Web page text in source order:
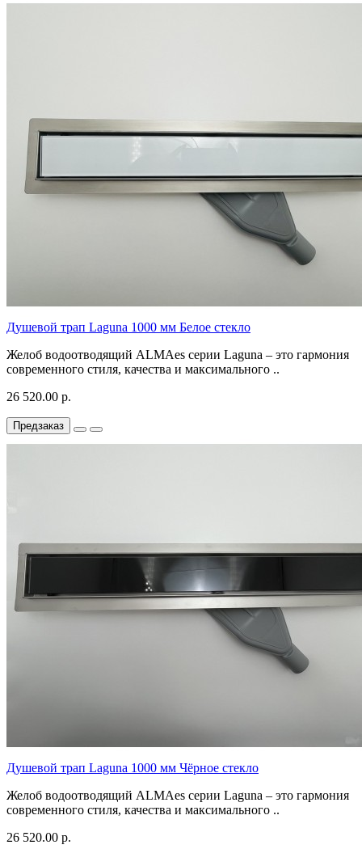
Душевой трап Laguna 1000 мм Белое стекло
Желоб водоотводящий ALMAes серии Laguna – это гармония
современного стиля, качества и максимального ..
26 520.00 р.
Предзаказ
Душевой трап Laguna 1000 мм Чёрное стекло
Желоб водоотводящий ALMAes серии Laguna – это гармония
современного стиля, качества и максимального ..
26 520.00 р.